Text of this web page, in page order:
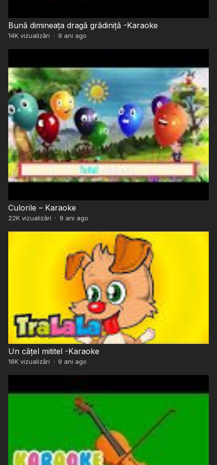
Bună dimineața dragă grădiniță -Karaoke
14Kvizualizări · 9 ani ago
Culorile – Karaoke
22Kvizualizări · 9 ani ago
Un cățel mititel -Karaoke
16Kvizualizări · 9 ani ago